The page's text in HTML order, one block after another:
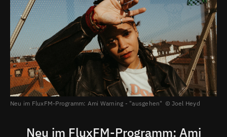
Neu im FluxFM-Programm: Ami Warning - "ausgehen" Joel Heyd
Neu im FluxFM-Programm: Ami